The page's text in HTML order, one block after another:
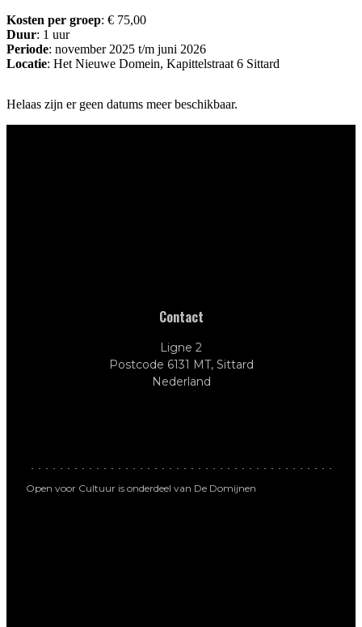
Kosten per groep: € 75,00
Duur: 1 uur
Periode: november 2025 t/m juni 2026
Locatie: Het Nieuwe Domein, Kapittelstraat 6 Sittard
Helaas zijn er geen datums meer beschikbaar.
Contact
Ligne 2
Postcode 6131 MT, Sittard
Nederland
Open voor Cultuur is onderdeel van De Domijnen